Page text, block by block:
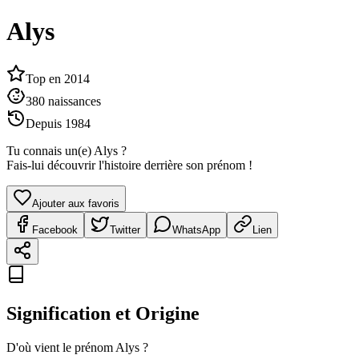
Alys
Top en 2014
380 naissances
Depuis 1984
Tu connais un(e) Alys ?
Fais-lui découvrir l'histoire derrière son prénom !
Ajouter aux favoris
Facebook Twitter WhatsApp Lien
Signification et Origine
D'où vient le prénom Alys ?